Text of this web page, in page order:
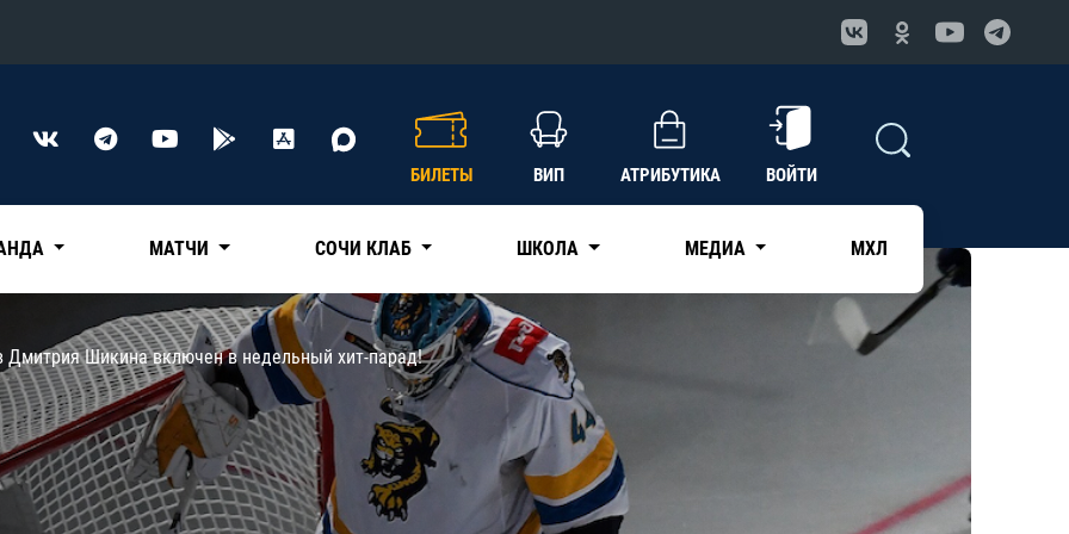
Конференция «Восток»
Нефтехимик
Трактор
Дивизион Чернышева
Авангард
Адмирал
КХЛ
БИЛЕТЫ ВИП АТРИБУТИКА ВОЙТИ
МАТЧИ СОЧИ КЛАБ ШКОЛА МЕДИА МХЛ
Дмитрия Шикина включен в недельный хит-парад!